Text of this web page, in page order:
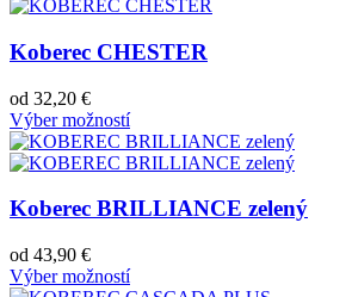
Koberec CHESTER
od 32,20 €
Výber možností
Koberec BRILLIANCE zelený
od 43,90 €
Výber možností